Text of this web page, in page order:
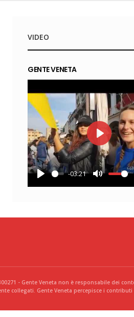
VIDEO
GENTE VENETA
-03:21
Play
- Gente Veneta non è responsabile dei
collegati. Gente Veneta percepisce i contributi